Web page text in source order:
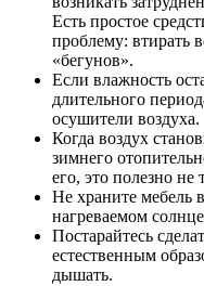
Есть простое
проблему: втирать
«бегунов».
Если влажность
длительного
осушители воздуха.
Когда воздух
зимнего
его, это полезно не
Не храните мебель
нагреваемом
Постарайтесь
естественным
дышать.